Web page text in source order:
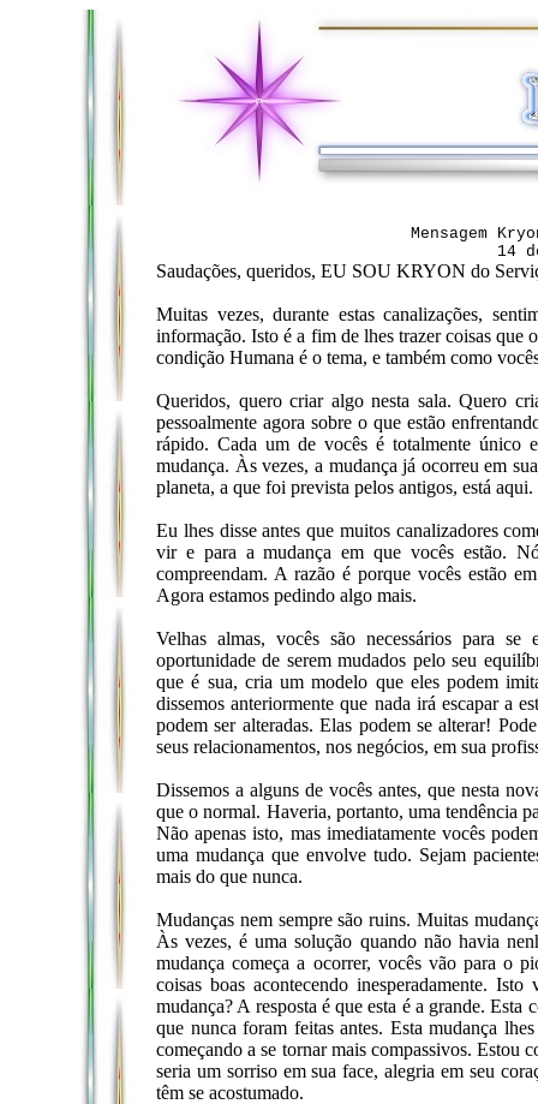
Mensagem
14
Saudações, queridos, EU SOU KRYON do
Muitas vezes, durante estas canalizações,
informação. Isto é a fim de lhes trazer coisas que
condição Humana é o tema, e também como
Queridos, quero criar algo nesta sala. Quero
pessoalmente agora sobre o que estão
rápido. Cada um de vocês é totalmente único
mudança. Às vezes, a mudança já ocorreu em
planeta, a que foi prevista pelos antigos, está
Eu lhes disse antes que muitos canalizadores
vir e para a mudança em que vocês estão.
compreendam. A razão é porque vocês estão
Agora estamos pedindo algo mais.
Velhas almas, vocês são necessários para
oportunidade de serem mudados pelo seu
que é sua, cria um modelo que eles podem
dissemos anteriormente que nada irá escapar a
podem ser alteradas. Elas podem se alterar!
seus relacionamentos, nos negócios, em sua
Dissemos a alguns de vocês antes, que nesta
que o normal. Haveria, portanto, uma tendência
Não apenas isto, mas imediatamente vocês
uma mudança que envolve tudo. Sejam
mais do que nunca.
Mudanças nem sempre são ruins. Muitas
Às vezes, é uma solução quando não havia
mudança começa a ocorrer, vocês vão para o
coisas boas acontecendo inesperadamente.
mudança? A resposta é que esta é a grande.
que nunca foram feitas antes. Esta mudança
começando a se tornar mais compassivos. Estou
seria um sorriso em sua face, alegria em seu
têm se acostumado.